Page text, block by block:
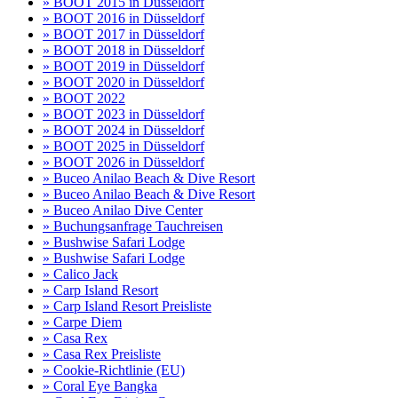
» BOOT 2016 in Düsseldorf
» BOOT 2017 in Düsseldorf
» BOOT 2018 in Düsseldorf
» BOOT 2019 in Düsseldorf
» BOOT 2020 in Düsseldorf
» BOOT 2022
» BOOT 2023 in Düsseldorf
» BOOT 2024 in Düsseldorf
» BOOT 2025 in Düsseldorf
» BOOT 2026 in Düsseldorf
» Buceo Anilao Beach & Dive Resort
» Buceo Anilao Beach & Dive Resort
» Buceo Anilao Dive Center
» Buchungsanfrage Tauchreisen
» Bushwise Safari Lodge
» Bushwise Safari Lodge
» Calico Jack
» Carp Island Resort
» Carp Island Resort Preisliste
» Carpe Diem
» Casa Rex
» Casa Rex Preisliste
» Cookie-Richtlinie (EU)
» Coral Eye Bangka